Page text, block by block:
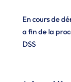
En cours de
a fin de la
DSS